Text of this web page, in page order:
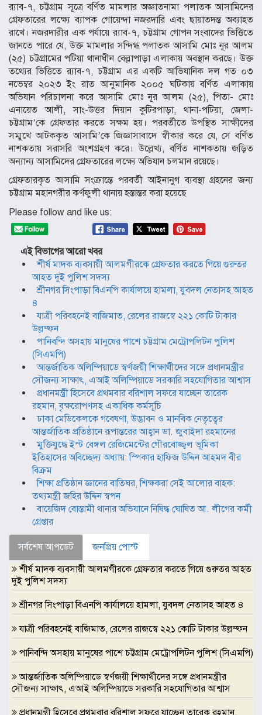
র‌্যাব-৭, চট্টগ্রাম সূত্রে বর্ণিত মামলার অজ্ঞাতনামা পলাতক আসামিদের
গ্রেফতারের লক্ষ্যে ব্যাপক গোয়েন্দা নজরদারি এবং ছায়াতদন্ত অব্যাহত
রাখে। নজরদারীর এক পর্যায়ে র‌্যাব-৭, চট্টগ্রাম গোপন সংবাদের ভিত্তিতে
জানতে পারে যে, উক্ত মামলার সন্দিগ্ধ পলাতক আসামি মোঃ নূর আলম
(২৫) চট্টগ্রামের পটিয়া থানাধীন বেল্লাপাড়া এলাকায় অবস্থান করছে। উক্ত
তথ্যের ভিত্তিতে র‌্যাব-৭, চট্টগ্রাম এর একটি আভিযানিক দল গত ০৩
নভেম্বর ২০২৩ ইং রাত আনুমানিক ২০০৫ ঘটিকায় বর্ণিত এলাকায়
অভিযান পরিচালনা করে আসামি মোঃ নূর আলম (২৫), পিতা- মোঃ
এনায়েত আলী, সাং-উত্তর দিয়ান কুটিরপাড়া, থানা-পটিয়া, জেলা-
চট্টগ্রাম’কে গ্রেফতার করতে সক্ষম হয়। পরবর্তীতে উপস্থিত সাক্ষীদের
সম্মুখে আটককৃত আসামি’কে জিজ্ঞাসাবাদে স্বীকার করে যে, সে বর্ণিত
নাশকতায় সরাসরি অংশগ্রহণ করে। উল্লেখ্য, বর্ণিত নাশকতায় জড়িত
অন্যান্য আসামিদের গ্রেফতারের লক্ষ্যে অভিযান চলমান রয়েছে।
গ্রেফতারকৃত আসামি সংক্রান্তে পরবর্তী আইনানুগ ব্যবস্থা গ্রহনের জন্য
চট্টগ্রাম মহানগরীর কর্ণফুলী থানায় হস্তান্তর করা হয়েছে
Please follow and like us:
এই বিভাগের আরো খবর
শীর্ষ মাদক ব্যবসায়ী আলমগীরকে গ্রেফতার করতে গিয়ে গুরুতর
আহত দুই পুলিশ সদস্য
শ্রীনগর সিংপাড়া বিএনপি কার্যালয়ে হামলা, যুবদল নেতাসহ আহত
৪
যাত্রী পরিবহনেই বাজিমাত, রেলের রাজস্বে ২২১ কোটি টাকার
উল্লম্ফন
পানিবন্দি অসহায় মানুষের পাশে চট্টগ্রাম মেট্রোপলিটন পুলিশ
(সিএমপি)
আন্তর্জাতিক অলিম্পিয়াডে স্বর্ণজয়ী শিক্ষার্থীদের সঙ্গে প্রধানমন্ত্রীর
সৌজন্য সাক্ষাৎ, এআই অলিম্পিয়াডে সরকারি সহযোগিতার আশ্বাস
প্রধানমন্ত্রী হিসেবে প্রথমবার বরিশাল সফরে যাচ্ছেন তারেক
রহমান, বৃক্ষরোপণসহ একাধিক কর্মসূচি
ঢাকা মেডিকেলকে গবেষণা, উদ্ভাবন ও মানবিক নেতৃত্বের
আন্তর্জাতিক প্রতিষ্ঠানে রূপান্তরের আহ্বান ডা. জুবাইদা রহমানের
মুক্তিযুদ্ধে ইস্ট বেঙ্গল রেজিমেন্টের গৌরবোজ্জ্বল ভূমিকা
ইতিহাসের অবিচ্ছেদ্য অধ্যায়: স্পিকার হাফিজ উদ্দিন আহমদ বীর
বিক্রম
শিক্ষা প্রতিষ্ঠান জ্ঞানের বাতিঘর, শিক্ষকরা সেই আলোর বাহক:
তথ্যমন্ত্রী জহির উদ্দিন স্বপন
বায়েজিদ বোস্তামী থানার অভিযানে নিষিদ্ধ ঘোষিত আ. লীগের কর্মী
গ্রেপ্তার
সর্বশেষ আপডেট
জনপ্রিয় পোস্ট
শীর্ষ মাদক ব্যবসায়ী আলমগীরকে গ্রেফতার করতে গিয়ে গুরুতর আহত
দুই পুলিশ সদস্য
শ্রীনগর সিংপাড়া বিএনপি কার্যালয়ে হামলা, যুবদল নেতাসহ আহত ৪
যাত্রী পরিবহনেই বাজিমাত, রেলের রাজস্বে ২২১ কোটি টাকার উল্লম্ফন
পানিবন্দি অসহায় মানুষের পাশে চট্টগ্রাম মেট্রোপলিটন পুলিশ (সিএমপি)
আন্তর্জাতিক অলিম্পিয়াডে স্বর্ণজয়ী শিক্ষার্থীদের সঙ্গে প্রধানমন্ত্রীর
সৌজন্য সাক্ষাৎ, এআই অলিম্পিয়াডে সরকারি সহযোগিতার আশ্বাস
প্রধানমন্ত্রী হিসেবে প্রথমবার বরিশাল সফরে যাচ্ছেন তারেক রহমান,